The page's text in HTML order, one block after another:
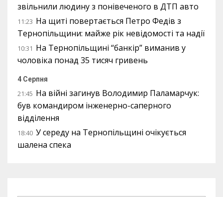
звільнили людину з понівеченого в ДТП авто
11:23 На щиті повертається Петро Федів з
Тернопільщини: майже рік невідомості та надії
10:31 На Тернопільщині “банкір” виманив у
чоловіка понад 35 тисяч гривень
4 Серпня
21:45 На війні загинув Володимир Паламарчук:
був командиром інженерно-саперного
відділення
18:40 У середу на Тернопільщині очікується
шалена спека